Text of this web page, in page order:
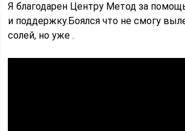
Я благодарен Центру Метод за
и поддержку.Боялся что не смогу
солей, но уже .